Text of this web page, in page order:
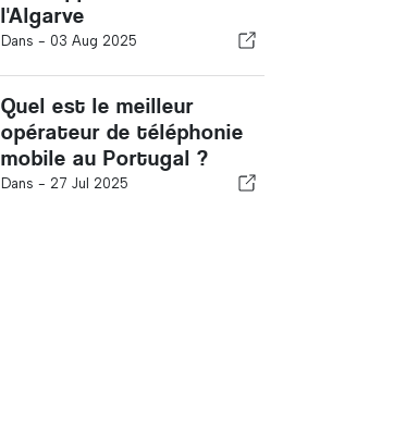
l'Algarve
Dans - 03 Aug 2025
Quel est le meilleur
opérateur de téléphonie
mobile au Portugal ?
Dans - 27 Jul 2025